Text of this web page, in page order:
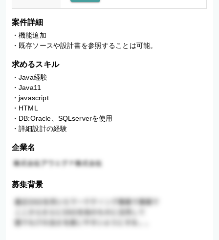
案件詳細
・機能追加
・既存ソースや設計書を参照することは可能。
求めるスキル
・Java経験
・Java11
・javascript
・HTML
・DB:Oracle、SQLserverを使用
・詳細設計の経験
企業名
募集背景